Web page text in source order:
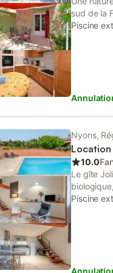
sud de la
joliment
la
Piscine
Nyons,
Location
10.0
Le gîte
qu'avec
Piscine